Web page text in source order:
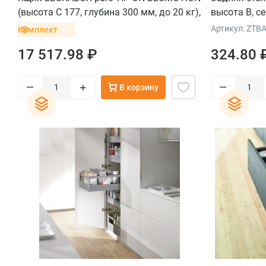
(высота C 177, глубина 300 мм, до 20 кг),
для тонких фасадов, белый шелк
Комплект
17 517.98 ₽
– + В корзину
высота B,
Артикул:
324.80
–